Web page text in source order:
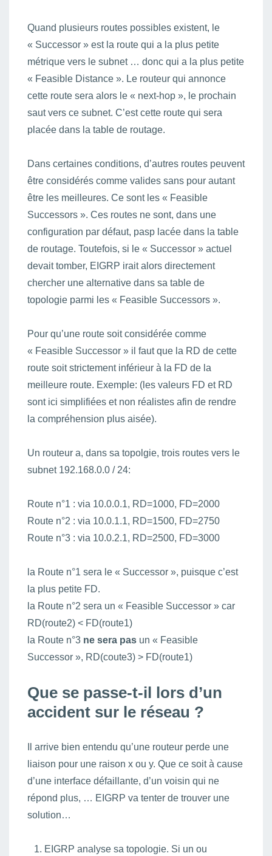
Quand plusieurs routes possibles existent, le
« Successor » est la route qui a la plus petite
métrique vers le subnet … donc qui a la plus petite
« Feasible Distance ». Le routeur qui annonce
cette route sera alors le « next-hop », le prochain
saut vers ce subnet. C’est cette route qui sera
placée dans la table de routage.
Dans certaines conditions, d’autres routes peuvent
être considérés comme valides sans pour autant
être les meilleures. Ce sont les « Feasible
Successors ». Ces routes ne sont, dans une
configuration par défaut, pasp lacée dans la table
de routage. Toutefois, si le « Successor » actuel
devait tomber, EIGRP irait alors directement
chercher une alternative dans sa table de
topologie parmi les « Feasible Successors ».
Pour qu’une route soit considérée comme
« Feasible Successor » il faut que la RD de cette
route soit strictement inférieur à la FD de la
meilleure route. Exemple: (les valeurs FD et RD
sont ici simplifiées et non réalistes afin de rendre
la compréhension plus aisée).
Un routeur a, dans sa topolgie, trois routes vers le
subnet 192.168.0.0 / 24:
Route n°1 : via 10.0.0.1, RD=1000, FD=2000
Route n°2 : via 10.0.1.1, RD=1500, FD=2750
Route n°3 : via 10.0.2.1, RD=2500, FD=3000
la Route n°1 sera le « Successor », puisque c’est
la plus petite FD.
la Route n°2 sera un « Feasible Successor » car
RD(route2) < FD(route1)
la Route n°3 ne sera pas un « Feasible
Successor », RD(coute3) > FD(route1)
Que se passe-t-il lors d’un
accident sur le réseau ?
Il arrive bien entendu qu’une routeur perde une
liaison pour une raison x ou y. Que ce soit à cause
d’une interface défaillante, d’un voisin qui ne
répond plus, … EIGRP va tenter de trouver une
solution…
EIGRP analyse sa topologie. Si un ou